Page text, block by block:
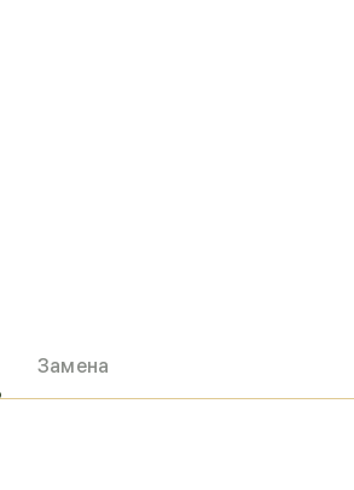
Замена